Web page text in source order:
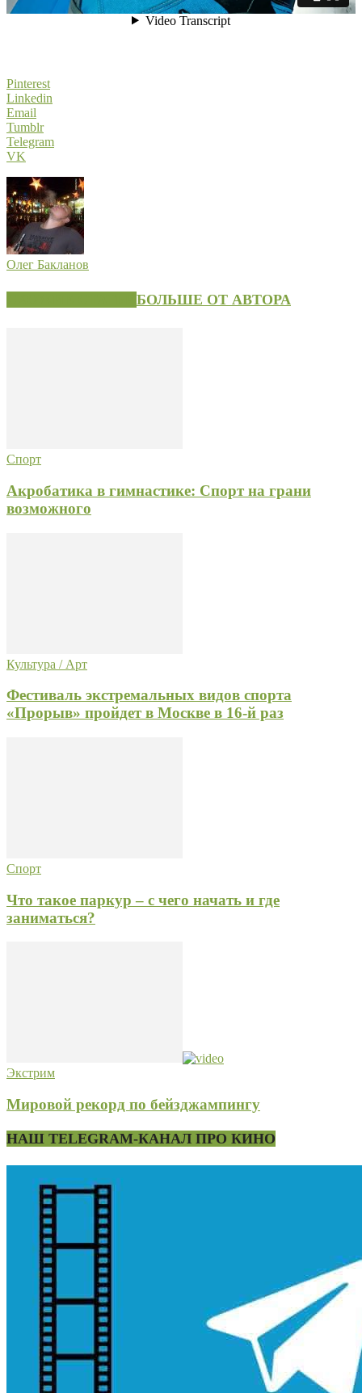
Pinterest
Linkedin
Email
Tumblr
Telegram
VK
Олег Бакланов
БОЛЬШЕ ОТ АВТОРА
Спорт
Акробатика в гимнастике: Спорт на грани
возможного
Культура / Арт
Фестиваль экстремальных видов спорта
«Прорыв» пройдет в Москве в 16-й раз
Спорт
Что такое паркур – с чего начать и где
заниматься?
Экстрим
Мировой рекорд по бейзджампингу
НАШ TELEGRAM-КАНАЛ ПРО КИНО